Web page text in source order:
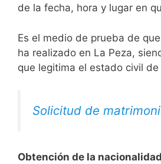
de la fecha, hora y lugar en
Es el medio de prueba de
ha realizado en La Peza,
que legitima el estado civil
Solicitud de
Obtención de la